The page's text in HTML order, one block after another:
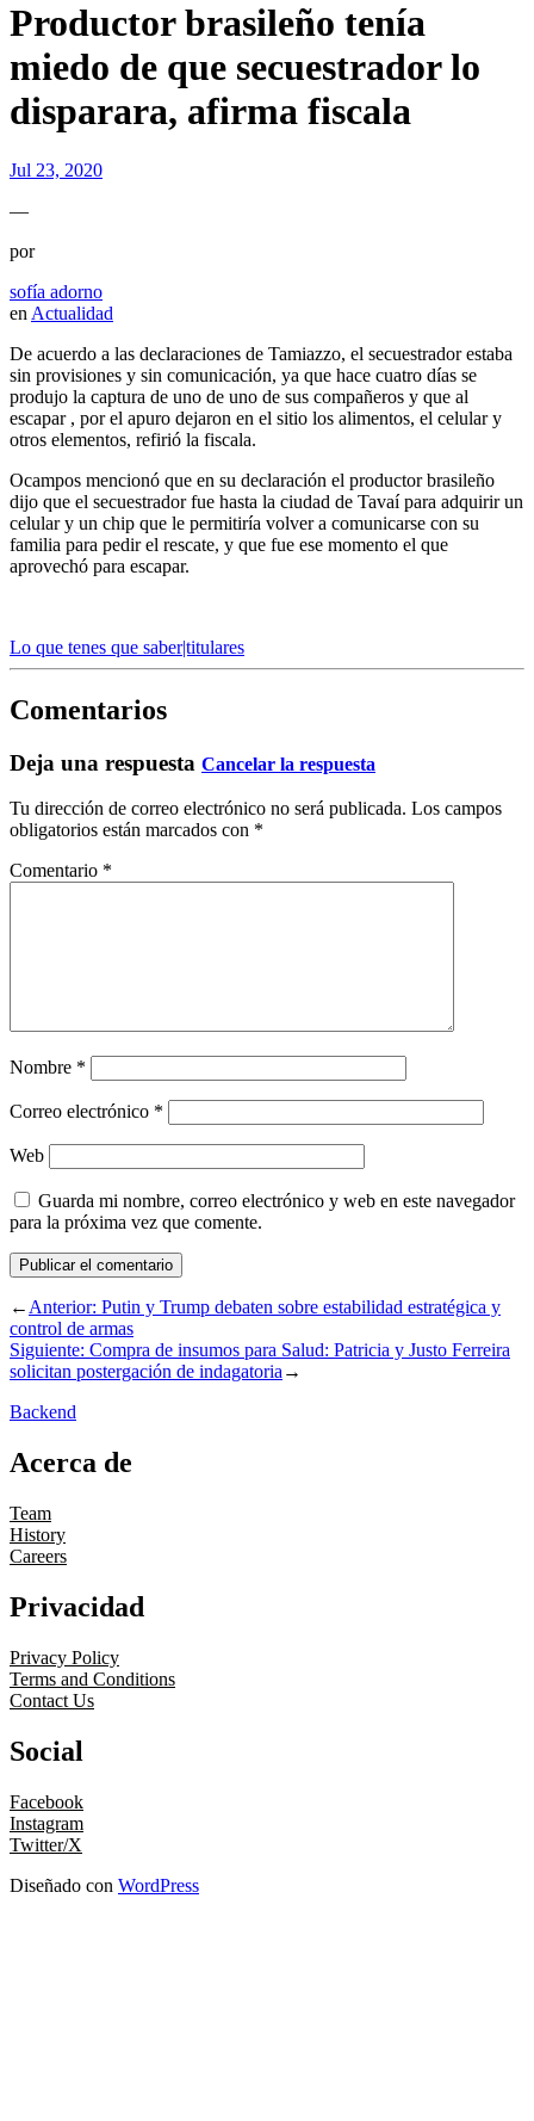
Productor brasileño tenía
miedo de que secuestrador lo
disparara, afirma fiscala
Jul 23, 2020
—
por
sofía adorno
en Actualidad
De acuerdo a las declaraciones de Tamiazzo, el secuestrador estaba
sin provisiones y sin comunicación, ya que hace cuatro días se
produjo la captura de uno de uno de sus compañeros y que al
escapar , por el apuro dejaron en el sitio los alimentos, el celular y
otros elementos, refirió la fiscala.
Ocampos mencionó que en su declaración el productor brasileño
dijo que el secuestrador fue hasta la ciudad de Tavaí para adquirir un
celular y un chip que le permitiría volver a comunicarse con su
familia para pedir el rescate, y que fue ese momento el que
aprovechó para escapar.
Lo que tenes que saber|titulares
Comentarios
Deja una respuesta Cancelar la respuesta
Tu dirección de correo electrónico no será publicada. Los campos
obligatorios están marcados con *
Comentario *
Nombre *
Correo electrónico *
Web
Guarda mi nombre, correo electrónico y web en este navegador
para la próxima vez que comente.
←Anterior: Putin y Trump debaten sobre estabilidad estratégica y
control de armas
Siguiente: Compra de insumos para Salud: Patricia y Justo Ferreira
solicitan postergación de indagatoria→
Backend
Acerca de
Team
History
Careers
Privacidad
Privacy Policy
Terms and Conditions
Contact Us
Social
Facebook
Instagram
Twitter/X
Diseñado con WordPress